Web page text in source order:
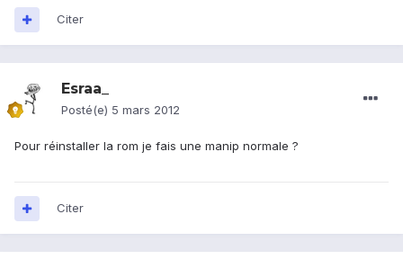
Citer
Esraa_
Posté(e) 5 mars 2012
Pour réinstaller la rom je fais une manip normale ?
Citer